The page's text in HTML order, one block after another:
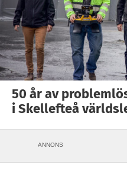
50 år av
i Skellefteå
ANNONS